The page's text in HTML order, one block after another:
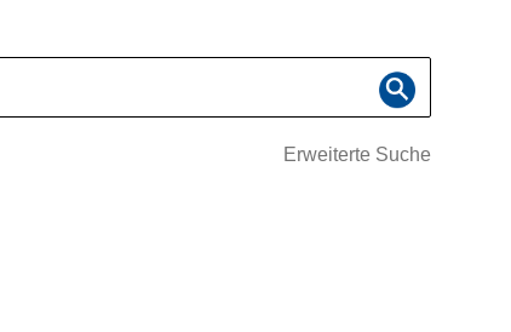
Erweiterte Suche